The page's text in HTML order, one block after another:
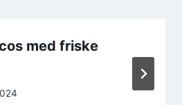
med friske